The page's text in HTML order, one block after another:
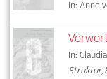
In: Anne
In:
Struktur,